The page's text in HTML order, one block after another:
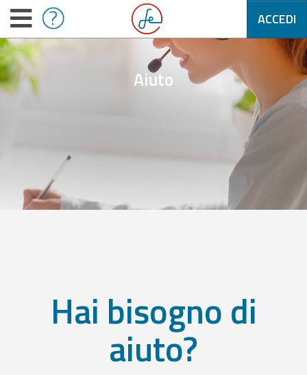
ACCEDI
Aiuto
Hai bisogno di
aiuto?